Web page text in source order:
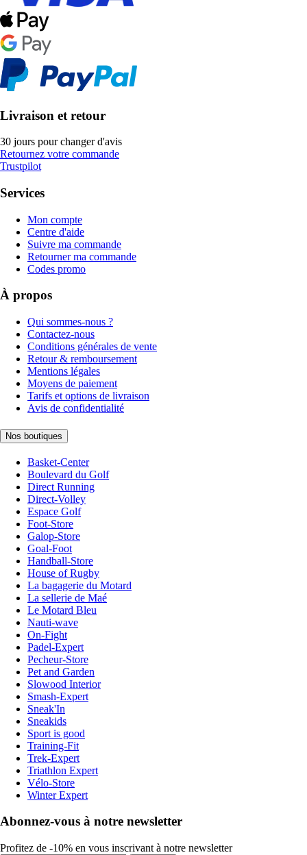
Livraison et retour
30 jours pour changer d'avis
Retournez votre commande
Trustpilot
Services
Mon compte
Centre d'aide
Suivre ma commande
Retourner ma commande
Codes promo
À propos
Qui sommes-nous ?
Contactez-nous
Conditions générales de vente
Retour & remboursement
Mentions légales
Moyens de paiement
Tarifs et options de livraison
Avis de confidentialité
Nos boutiques
Basket-Center
Boulevard du Golf
Direct Running
Direct-Volley
Espace Golf
Foot-Store
Galop-Store
Goal-Foot
Handball-Store
House of Rugby
La bagagerie du Motard
La sellerie de Maé
Le Motard Bleu
Nauti-wave
On-Fight
Padel-Expert
Pecheur-Store
Pet and Garden
Slowood Interior
Smash-Expert
Sneak'In
Sneakids
Sport is good
Training-Fit
Trek-Expert
Triathlon Expert
Vélo-Store
Winter Expert
Abonnez-vous à notre newsletter
Profitez de -10% en vous inscrivant à notre newsletter